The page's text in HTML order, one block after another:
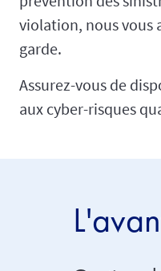
violation, nous vous
garde.
Assurez-vous de
aux cyber-risques